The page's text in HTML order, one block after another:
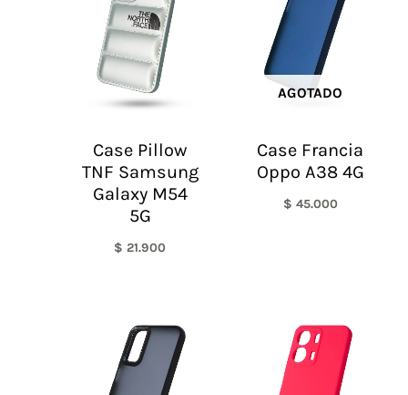
Case Pillow
TNF Samsung
Galaxy M54
5G
$ 21.900
AGOTADO
Case Francia
Oppo A38 4G
$ 45.000